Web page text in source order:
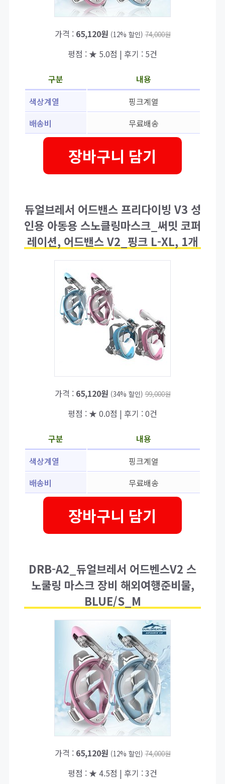
가격 : 65,120원 (12% 할인) 74,000원
평점 : ★ 5.0점 | 후기 : 5건
구분
내용
색상계열
핑크계열
배송비
무료배송
장바구니 담기
듀얼브레서 어드밴스 프리다이빙 V3 성
인용 아동용 스노클링마스크_써밋 코퍼
레이션, 어드밴스 V2_핑크 L-XL, 1개
가격 : 65,120원 (34% 할인) 99,000원
평점 : ★ 0.0점 | 후기 : 0건
구분
내용
색상계열
핑크계열
배송비
무료배송
장바구니 담기
DRB-A2_듀얼브레서 어드벤스V2 스
노쿨링 마스크 장비 해외여행준비물,
BLUE/S_M
가격 : 65,120원 (12% 할인) 74,000원
평점 : ★ 4.5점 | 후기 : 3건